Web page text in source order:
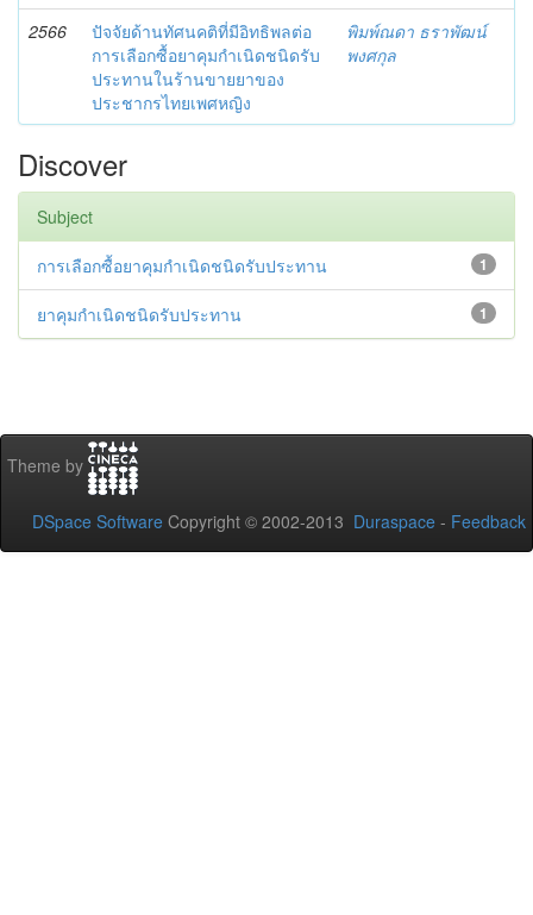
2566
ปัจจัยด้านทัศนคติที่มีอิทธิพลต่อ
การเลือกซื้อยาคุมกำเนิดชนิดรับ
ประทานในร้านขายยาของ
ประชากรไทยเพศหญิง
พิมพ์ณดา ธราพัฒน์
พงศกุล
Discover
Subject
1
การเลือกซื้อยาคุมกำเนิดชนิดรับประทาน
1
ยาคุมกำเนิดชนิดรับประทาน
Theme by
DSpace Software Copyright © 2002-2013 Duraspace - Feedback